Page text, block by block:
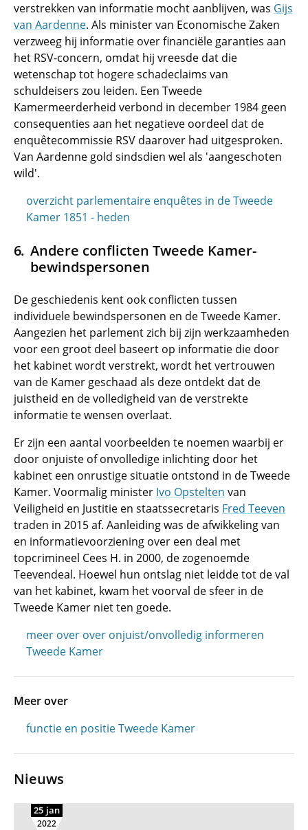
verstrekken van informatie mocht aanblijven, was Gijs
van Aardenne. Als minister van Economische Zaken
verzweeg hij informatie over financiële garanties aan
het RSV-concern, omdat hij vreesde dat die
wetenschap tot hogere schadeclaims van
schuldeisers zou leiden. Een Tweede
Kamermeerderheid verbond in december 1984 geen
consequenties aan het negatieve oordeel dat de
enquêtecommissie RSV daarover had uitgesproken.
Van Aardenne gold sindsdien wel als 'aangeschoten
wild'.
overzicht parlementaire enquêtes in de Tweede
Kamer 1851 - heden
Andere conflicten Tweede Kamer-
bewindspersonen
De geschiedenis kent ook conflicten tussen
individuele bewindspersonen en de Tweede Kamer.
Aangezien het parlement zich bij zijn werkzaamheden
voor een groot deel baseert op informatie die door
het kabinet wordt verstrekt, wordt het vertrouwen
van de Kamer geschaad als deze ontdekt dat de
juistheid en de volledigheid van de verstrekte
informatie te wensen overlaat.
Er zijn een aantal voorbeelden te noemen waarbij er
door onjuiste of onvolledige inlichting door het
kabinet een onrustige situatie ontstond in de Tweede
Kamer. Voormalig minister Ivo Opstelten van
Veiligheid en Justitie en staatssecretaris Fred Teeven
traden in 2015 af. Aanleiding was de afwikkeling van
en informatievoorziening over een deal met
topcrimineel Cees H. in 2000, de zogenoemde
Teevendeal. Hoewel hun ontslag niet leidde tot de val
van het kabinet, kwam het voorval de sfeer in de
Tweede Kamer niet ten goede.
meer over over onjuist/onvolledig informeren
Tweede Kamer
Meer over
functie en positie Tweede Kamer
Nieuws
25 jan
2022